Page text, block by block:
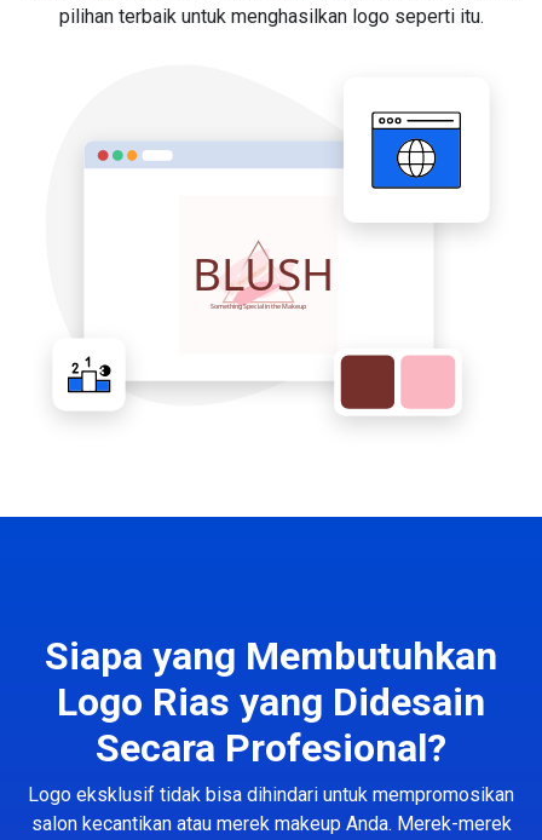
pilihan terbaik untuk menghasilkan logo seperti itu.
Siapa yang Membutuhkan
Logo Rias yang Didesain
Secara Profesional?
Logo eksklusif tidak bisa dihindari untuk mempromosikan
salon kecantikan atau merek makeup Anda. Merek-merek